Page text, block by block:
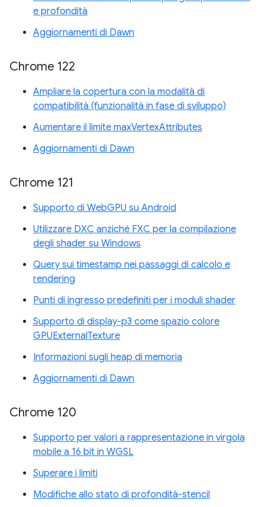
e profondità
Aggiornamenti di Dawn
Chrome 122
Ampliare la copertura con la modalità di
compatibilità (funzionalità in fase di sviluppo)
Aumentare il limite maxVertexAttributes
Aggiornamenti di Dawn
Chrome 121
Supporto di WebGPU su Android
Utilizzare DXC anziché FXC per la compilazione
degli shader su Windows
Query sui timestamp nei passaggi di calcolo e
rendering
Punti di ingresso predefiniti per i moduli shader
Supporto di display-p3 come spazio colore
GPUExternalTexture
Informazioni sugli heap di memoria
Aggiornamenti di Dawn
Chrome 120
Supporto per valori a rappresentazione in virgola
mobile a 16 bit in WGSL
Superare i limiti
Modifiche allo stato di profondità-stencil